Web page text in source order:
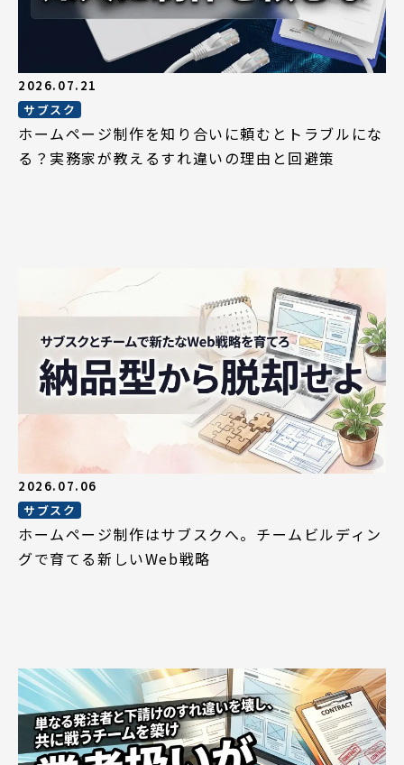
2026.07.21
サブスク
ホームページ制作を知り合いに頼むとトラブルにな
る？実務家が教えるすれ違いの理由と回避策
2026.07.06
サブスク
ホームページ制作はサブスクへ。チームビルディン
グで育てる新しいWeb戦略